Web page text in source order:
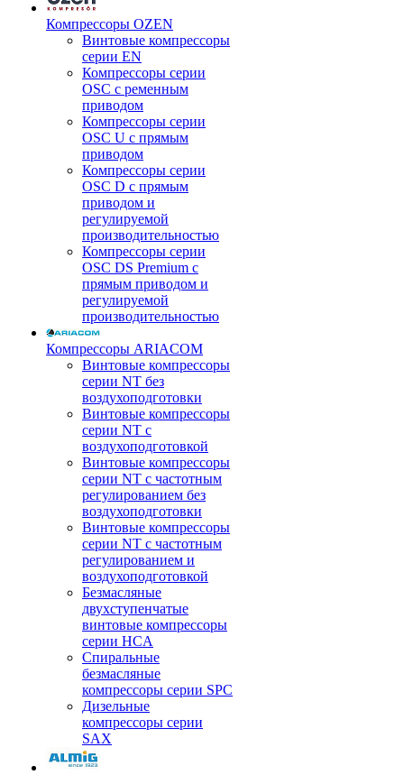
Компрессоры OZEN
Винтовые компрессоры
серии EN
Компрессоры серии
OSC с ременным
приводом
Компрессоры серии
OSC U с прямым
приводом
Компрессоры серии
OSC D с прямым
приводом и
регулируемой
производительностью
Компрессоры серии
OSC DS Premium с
прямым приводом и
регулируемой
производительностью
Компрессоры ARIACOM
Винтовые компрессоры
серии NT без
воздухоподготовки
Винтовые компрессоры
серии NT c
воздухоподготовкой
Винтовые компрессоры
серии NT с частотным
регулированием без
воздухоподготовки
Винтовые компрессоры
серии NT с частотным
регулированием и
воздухоподготовкой
Безмасляные
двухступенчатые
винтовые компрессоры
серии HCA
Спиральные
безмасляные
компрессоры серии SPC
Дизельные
компрессоры серии
SAX